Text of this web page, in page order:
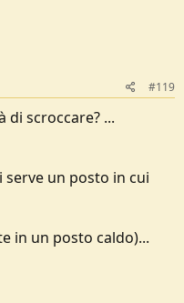
#119
di scroccare? ...
un posto in cui
in un posto caldo)...